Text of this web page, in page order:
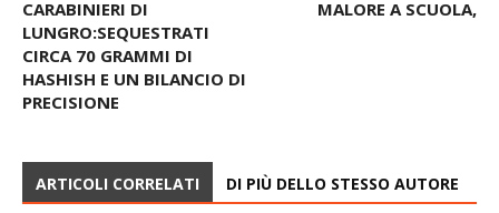
È MORTO IL GIOVANE DI 32 ANNI
BRUTALMENTE PESTATO A
CETRARO, IL TORNEO DEI RIONI SI
FARÀ: PACE FATTA DOPO LE